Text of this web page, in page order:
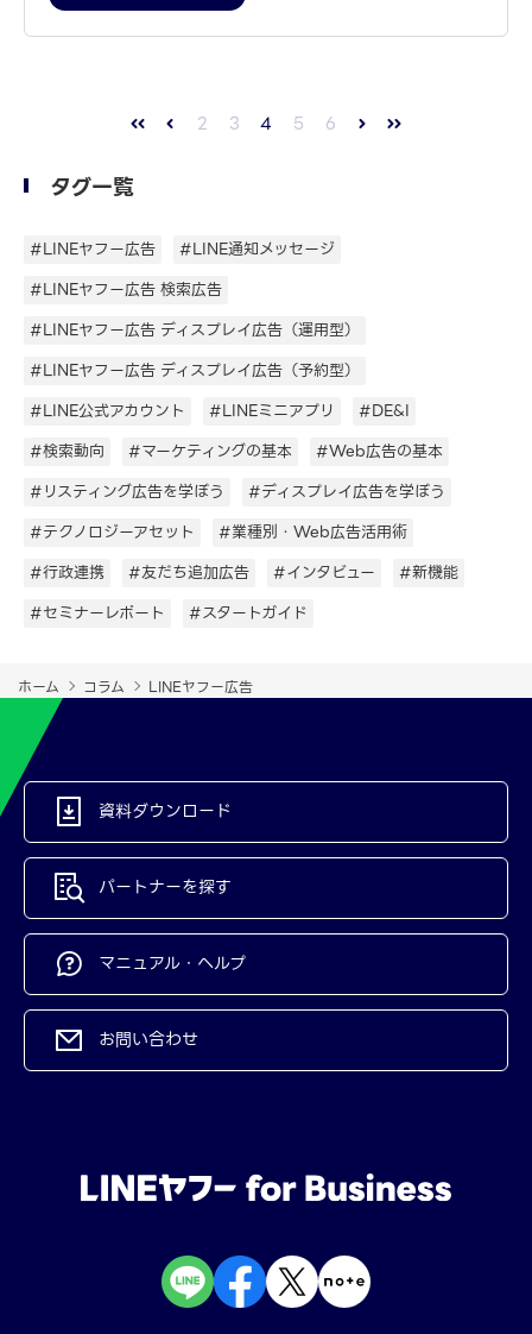
2 3 4 5 6
タグ一覧
#LINEヤフー広告
#LINE通知メッセージ
#LINEヤフー広告 検索広告
#LINEヤフー広告 ディスプレイ広告（運用型）
#LINEヤフー広告 ディスプレイ広告（予約型）
#LINE公式アカウント
#LINEミニアプリ
#DE&I
#検索動向
#マーケティングの基本
#Web広告の基本
#リスティング広告を学ぼう
#ディスプレイ広告を学ぼう
#テクノロジーアセット
#業種別・Web広告活用術
#行政連携
#友だち追加広告 #インタビュー
#新機能
#セミナーレポート
#スタートガイド
ホーム コラム LINEヤフー広告
資料ダウンロード
パートナーを探す
マニュアル・ヘルプ
お問い合わせ